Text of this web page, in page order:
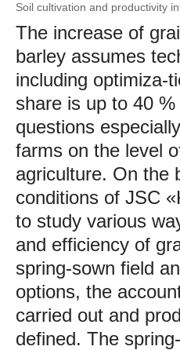
Soil cultivation and productivity
The increase of
barley assumes
including optimiza-
share is up to 40
questions
farms on the level
agriculture. On the
conditions of JSC
to study various
and efficiency of
spring-sown field
options, the
carried out and
defined. The